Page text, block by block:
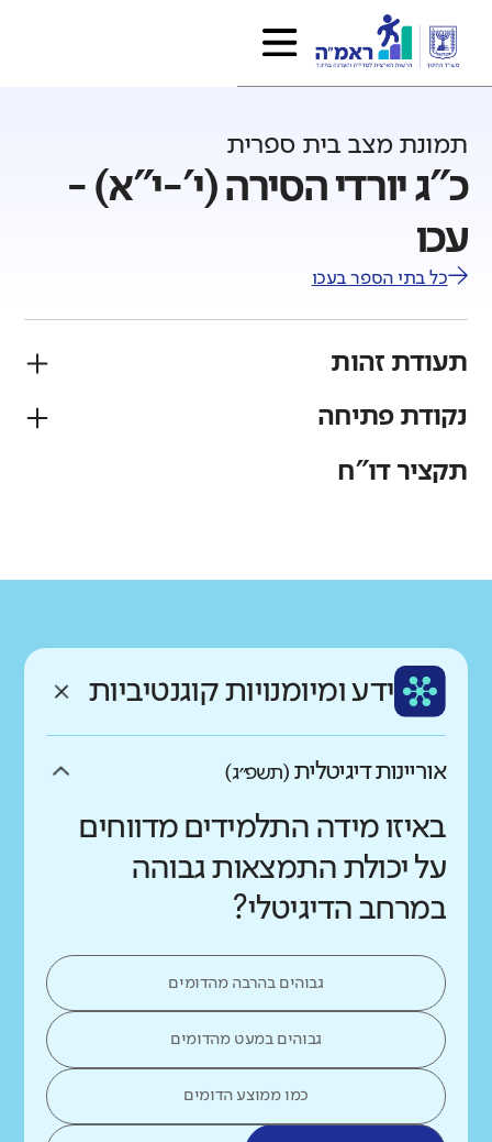
תמונת מצב בית ספרית
כ"ג יורדי הסירה (י'-י"א) -
עכו
כל בתי הספר בעכו
תעודת זהות
פיקוח
נקודת פתיחה
רקע חברתי כלכלי
ממוצע תלמידים בכיתה
גבוה נמוך
תקציר דו"ח
ידע ומיומנויות קוגנטיביות
אוריינות דיגיטלית (תשפ״ג)
באיזו מידה התלמידים מדווחים
על יכולת התמצאות גבוהה
במרחב הדיגיטלי?
גבוהים בהרבה מהדומים
גבוהים במעט מהדומים
כמו ממוצע הדומים